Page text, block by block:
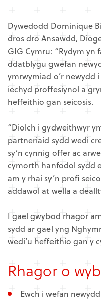
Dywedodd Dominique
dros dro Ansawdd,
GIG Cymru: “Rydym yn
ddatblygu gwefan
ymrwymiad o’r newydd
iechyd proffesiynol a
heffeithio gan seicosis.
“Diolch i gydweithwyr
partneriaid sydd wedi
sy’n cynnig offer ac
cymorth hanfodol sydd
am y rhai sy’n profi
addawol at wella a
I gael gwybod rhagor
sydd ar gael yng
wedi’u heffeithio gan y
Rhagor o
Ewch i wefan newydd